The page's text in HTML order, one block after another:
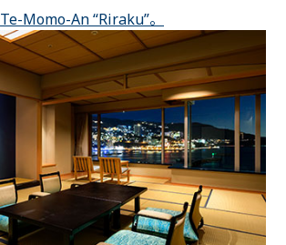
Te-Momo-An “Riraku”。